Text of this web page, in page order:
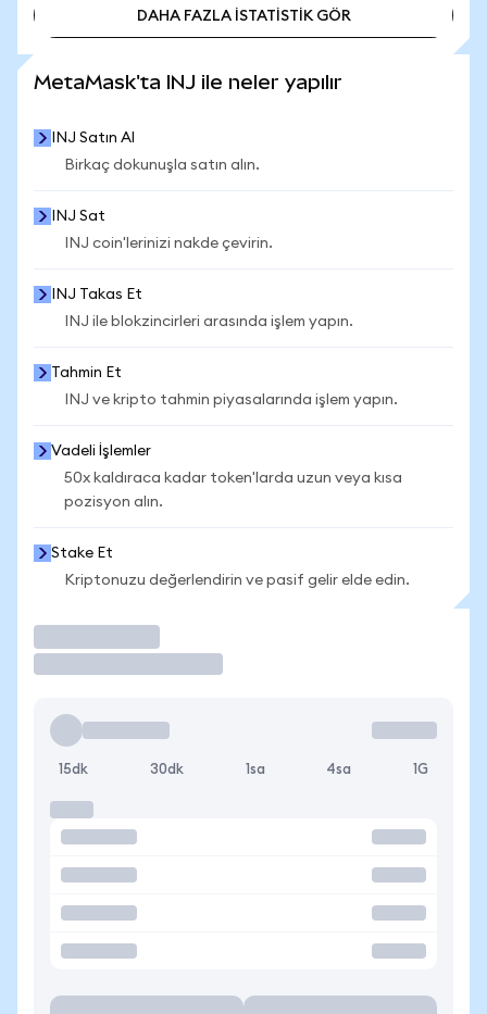
DAHA FAZLA İSTATİSTİK GÖR
MetaMask'ta INJ ile neler yapılır
INJ Satın Al
Birkaç dokunuşla satın alın.
INJ Sat
INJ coin'lerinizi nakde çevirin.
INJ Takas Et
INJ ile blokzincirleri arasında işlem yapın.
Tahmin Et
INJ ve kripto tahmin piyasalarında işlem yapın.
Vadeli İşlemler
50x kaldıraca kadar token'larda uzun veya kısa
pozisyon alın.
Stake Et
Kriptonuzu değerlendirin ve pasif gelir elde edin.
15dk 30dk 1sa 4sa 1G